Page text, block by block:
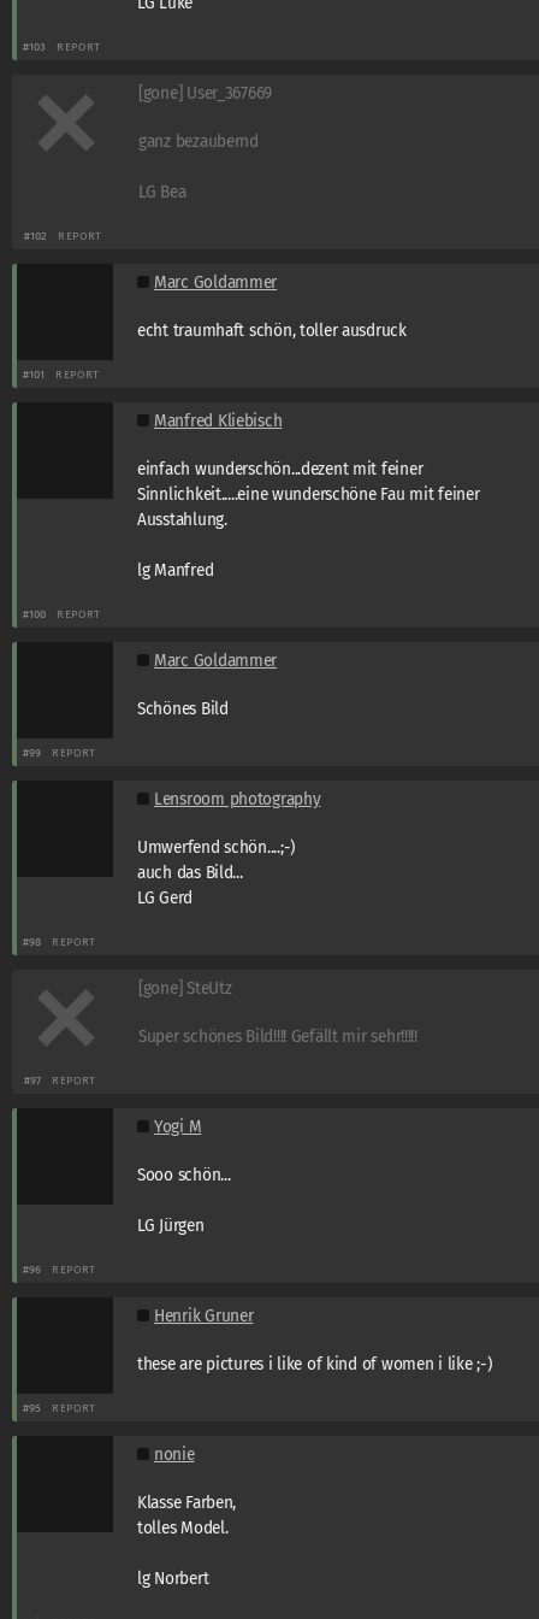
#103 REPORT
[gone] User_367669
ganz bezaubernd
LG Bea
#102 REPORT
Marc Goldammer
echt traumhaft schön, toller ausdruck
#101 REPORT
Manfred Kliebisch
einfach wunderschön...dezent mit feiner
Sinnlichkeit.....eine wunderschöne Fau mit feiner
Ausstahlung.
lg Manfred
#100 REPORT
Marc Goldammer
Schönes Bild
#99 REPORT
Lensroom photography
Umwerfend schön....;-)
auch das Bild...
LG Gerd
#98 REPORT
[gone] SteUtz
Super schönes Bild!!!! Gefällt mir sehr!!!!!
#97 REPORT
Yogi M
Sooo schön...
LG Jürgen
#96 REPORT
Henrik Gruner
these are pictures i like of kind of women i like ;-)
#95 REPORT
nonie
Klasse Farben,
tolles Model.
lg Norbert